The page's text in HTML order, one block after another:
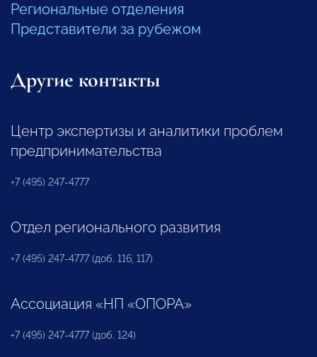
Региональные отделения
Представители за рубежом
Другие контакты
Центр экспертизы и аналитики проблем
предпринимательства
+7 (495) 247-4777
Отдел регионального развития
+7 (495) 247-4777 (доб. 116, 117)
Ассоциация «НП «ОПОРА»
+7 (495) 247-4777 (доб. 124)